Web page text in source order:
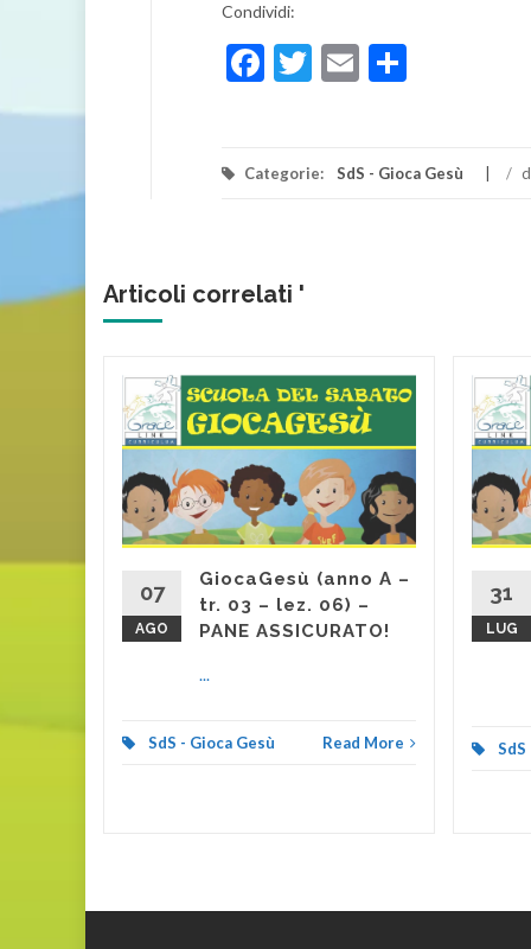
Condividi:
Facebook
Twitter
Email
Categorie: SdS - Gioca Gesù /
Articoli correlati '
More
07
AGO
GiocaGesù (anno A –
tr. 03 – lez. 06) –
PANE ASSICURATO!
...
SdS - Gioca Gesù Read More
31
LUG
SdS